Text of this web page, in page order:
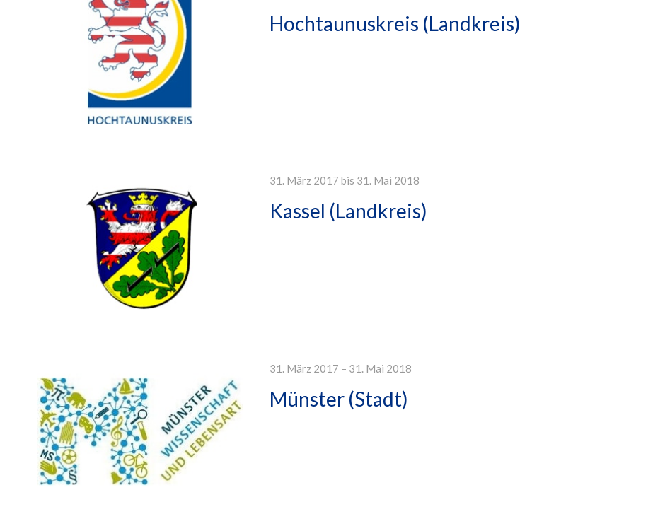
Hochtaunuskreis (Landkreis)
31. März 2017 bis 31. Mai 2018
Kassel (Landkreis)
31. März 2017 – 31. Mai 2018
Münster (Stadt)